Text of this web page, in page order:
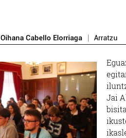
Oihana Cabello Elorriaga Arratzu
Jai